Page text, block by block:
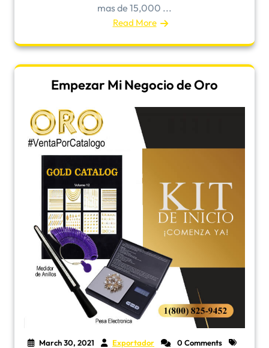
mas de 15,000 ...
Read More
Empezar Mi Negocio de Oro
March 30, 2021 Exportador 0 Comments